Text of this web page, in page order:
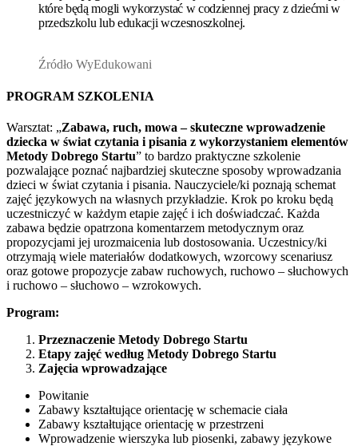
które będą mogli wykorzystać w codziennej pracy z dziećmi w
przedszkolu lub edukacji wczesnoszkolnej.
Źródło WyEdukowani
PROGRAM SZKOLENIA
Warsztat: „Zabawa, ruch, mowa – skuteczne wprowadzenie
dziecka w świat czytania i pisania z wykorzystaniem elementów
Metody Dobrego Startu” to bardzo praktyczne szkolenie
pozwalające poznać najbardziej skuteczne sposoby wprowadzania
dzieci w świat czytania i pisania. Nauczyciele/ki poznają schemat
zajęć językowych na własnych przykładzie. Krok po kroku będą
uczestniczyć w każdym etapie zajęć i ich doświadczać. Każda
zabawa będzie opatrzona komentarzem metodycznym oraz
propozycjami jej urozmaicenia lub dostosowania. Uczestnicy/ki
otrzymają wiele materiałów dodatkowych, wzorcowy scenariusz
oraz gotowe propozycje zabaw ruchowych, ruchowo – słuchowych
i ruchowo – słuchowo – wzrokowych.
Program:
Przeznaczenie Metody Dobrego Startu
Etapy zajęć według Metody Dobrego Startu
Zajęcia wprowadzające
Powitanie
Zabawy kształtujące orientację w schemacie ciała
Zabawy kształtujące orientację w przestrzeni
Wprowadzenie wierszyka lub piosenki, zabawy językowe